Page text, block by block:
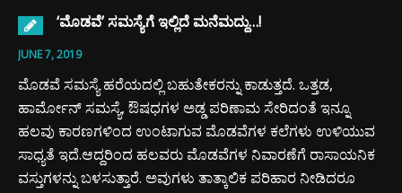
‘ಮೊಡವೆ’ ಸಮಸ್ಯೆಗೆ ಇಲ್ಲಿದೆ ಮನೆಮದ್ದು…!
JUNE 7, 2019
ಮೊಡವೆ ಸಮಸ್ಯೆ ಹರೆಯದಲ್ಲಿ ಬಹುತೇಕರನ್ನು ಕಾಡುತ್ತದೆ. ಒತ್ತಡ,
ಹಾರ್ಮೋನ್ ಸಮಸ್ಯೆ, ಔಷಧಗಳ ಅಡ್ಡ ಪರಿಣಾಮ ಸೇರಿದಂತೆ ಇನ್ನೂ
ಹಲವು ಕಾರಣಗಳಿಂದ ಉಂಟಾಗುವ ಮೊಡವೆಗಳ ಕಲೆಗಳು ಉಳಿಯುವ
ಸಾಧ್ಯತೆ ಇದೆ.ಆದ್ದರಿಂದ ಹಲವರು ಮೊಡವೆಗಳ ನಿವಾರಣೆಗೆ ರಾಸಾಯನಿಕ
ವಸ್ತುಗಳನ್ನು ಬಳಸುತ್ತಾರೆ. ಅವುಗಳು ತಾತ್ಕಾಲಿಕ ಪರಿಹಾರ ನೀಡಿದರೂ